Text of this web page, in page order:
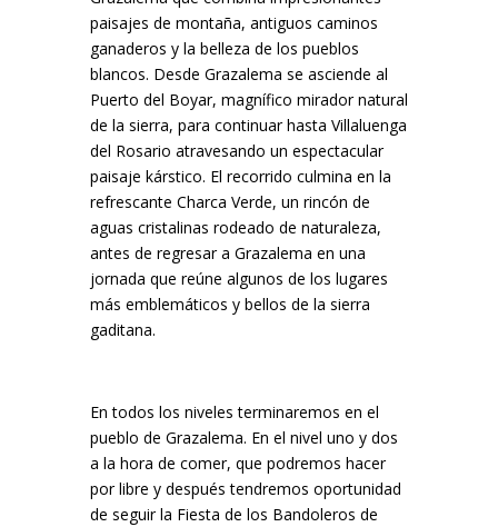
paisajes de montaña, antiguos caminos
ganaderos y la belleza de los pueblos
blancos. Desde Grazalema se asciende al
Puerto del Boyar, magnífico mirador natural
de la sierra, para continuar hasta Villaluenga
del Rosario atravesando un espectacular
paisaje kárstico. El recorrido culmina en la
refrescante Charca Verde, un rincón de
aguas cristalinas rodeado de naturaleza,
antes de regresar a Grazalema en una
jornada que reúne algunos de los lugares
más emblemáticos y bellos de la sierra
gaditana.
En todos los niveles terminaremos en el
pueblo de Grazalema. En el nivel uno y dos
a la hora de comer, que podremos hacer
por libre y después tendremos oportunidad
de seguir la Fiesta de los Bandoleros de